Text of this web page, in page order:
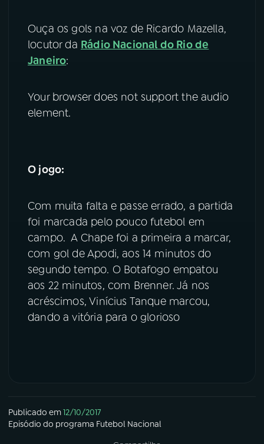
ACOMPANHE A RÁDIO NACIONAL
YouTube Facebook
Ouça os gols na voz de Ricardo Mazella,
locutor da Rádio Nacional do Rio de
Janeiro:
Your browser does not support the audio
element.
O jogo:
Com muita falta e passe errado, a partida
foi marcada pelo pouco futebol em
campo. A Chape foi a primeira a marcar,
com gol de Apodi, aos 14 minutos do
segundo tempo. O Botafogo empatou
aos 22 minutos, com Brenner. Já nos
acréscimos, Vinícius Tanque marcou,
dando a vitória para o glorioso
Publicado em12/10/2017
Episódio do programa Futebol Nacional